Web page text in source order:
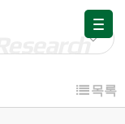
목록